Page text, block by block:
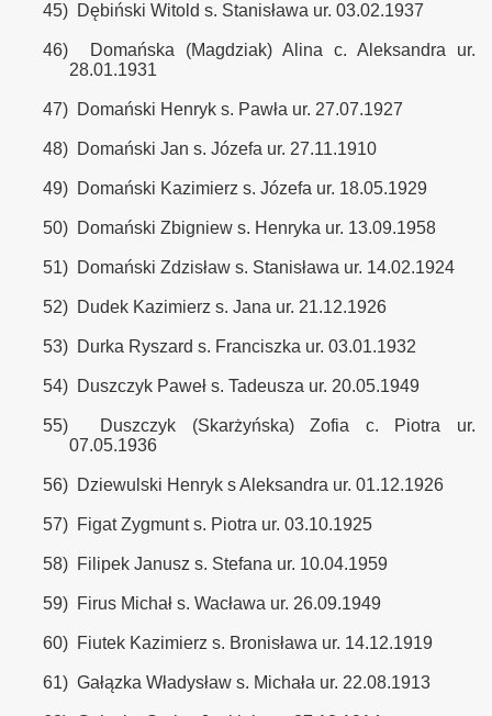
45) Dębiński Witold s. Stanisława ur. 03.02.1937
46)
Domańska (Magdziak) Alina c. Aleksandra ur.
28.01.1931
47) Domański Henryk s. Pawła ur. 27.07.1927
48) Domański Jan s. Józefa ur. 27.11.1910
49) Domański Kazimierz s. Józefa ur. 18.05.1929
50) Domański Zbigniew s. Henryka ur. 13.09.1958
51) Domański Zdzisław s. Stanisława ur. 14.02.1924
52) Dudek Kazimierz s. Jana ur. 21.12.1926
53) Durka Ryszard s. Franciszka ur. 03.01.1932
54) Duszczyk Paweł s. Tadeusza ur. 20.05.1949
55)
Duszczyk (Skarżyńska) Zofia c. Piotra ur.
07.05.1936
56) Dziewulski Henryk s Aleksandra ur. 01.12.1926
57) Figat Zygmunt s. Piotra ur. 03.10.1925
58) Filipek Janusz s. Stefana ur. 10.04.1959
59) Firus Michał s. Wacława ur. 26.09.1949
60) Fiutek Kazimierz s. Bronisława ur. 14.12.1919
61) Gałązka Władysław s. Michała ur. 22.08.1913